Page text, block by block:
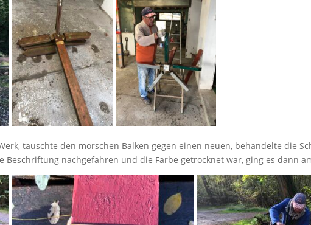
tauschte den morschen Balken gegen einen neuen, behandelte die
Beschriftung nachgefahren und die Farbe getrocknet war, ging es dann